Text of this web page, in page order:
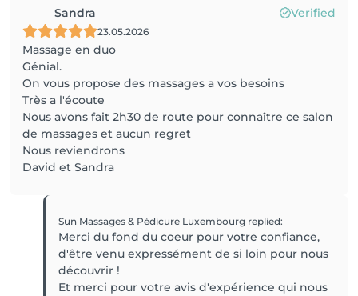
Sandra Verified
23.05.2026
Massage en duo
Génial.
On vous propose des massages a vos besoins
Très a l'écoute
Nous avons fait 2h30 de route pour connaître ce salon
de massages et aucun regret
Nous reviendrons
David et Sandra
Sun Massages & Pédicure Luxembourg replied:
Merci du fond du coeur pour votre confiance,
d'être venu expressément de si loin pour nous
découvrir !
Et merci pour votre avis d'expérience qui nous